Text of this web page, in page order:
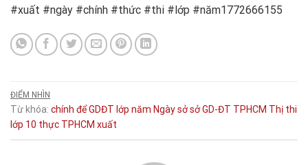
#xuất #ngày #chính #thức #thi #lớp #năm1772666155
ĐIỂM NHÌN
Từ khóa: chính đểGDĐT lớp năm Ngàysởsở GD-ĐT TPHCM Thị thi
lớp 10 thực TPHCM xuất